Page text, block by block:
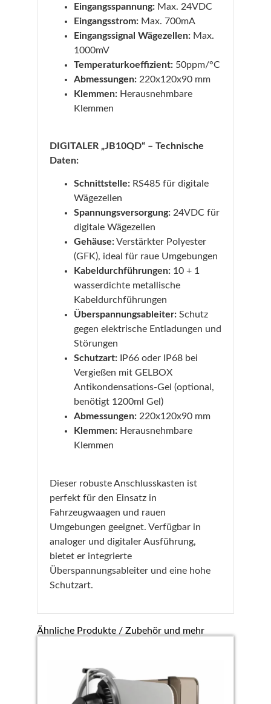
Eingangsspannung:Max. 24VDC
Eingangsstrom:Max. 700mA
Eingangssignal Wägezellen:Max.
1000mV
Temperaturkoeffizient:50ppm/°C
Abmessungen:220x120x90 mm
Klemmen:Herausnehmbare
Klemmen
DIGITALER „JB10QD“ – Technische
Daten:
Schnittstelle:RS485 für digitale
Wägezellen
Spannungsversorgung:24VDC für
digitale Wägezellen
Gehäuse:Verstärkter Polyester
(GFK), ideal für raue Umgebungen
Kabeldurchführungen:10 + 1
wasserdichte metallische
Kabeldurchführungen
Überspannungsableiter:Schutz
gegen elektrische Entladungen und
Störungen
Schutzart:IP66 oder IP68 bei
Vergießen mit GELBOX
Antikondensations-Gel (optional,
benötigt 1200ml Gel)
Abmessungen:220x120x90 mm
Klemmen:Herausnehmbare
Klemmen
Dieser robuste Anschlusskasten ist
perfekt für den Einsatz in
Fahrzeugwaagen und rauen
Umgebungen geeignet. Verfügbar in
analoger und digitaler Ausführung,
bietet er integrierte
Überspannungsableiter und eine hohe
Schutzart.
Ähnliche Produkte / Zubehör und mehr